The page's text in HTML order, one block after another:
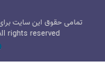
تمامی حقوق این سایت
rights reserved